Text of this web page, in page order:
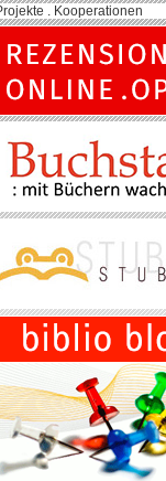
. Kooperationen